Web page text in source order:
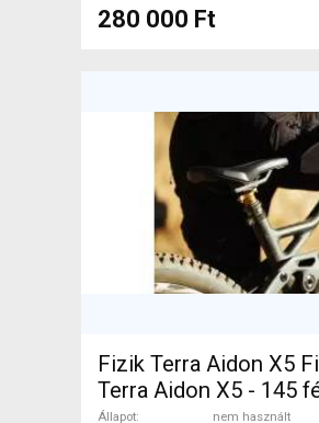
280 000 Ft
Fizik Terra Aidon X5 Fizik
Terra Aidon X5 - 145
MTB nyereg Mountain
Állapot
nem használt